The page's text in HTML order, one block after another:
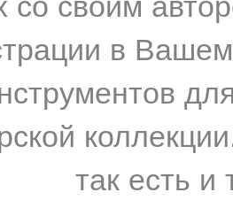
в
так есть и